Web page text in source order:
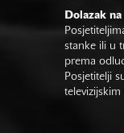
Dolazak
stanke ili u
prema
Posjetitelji